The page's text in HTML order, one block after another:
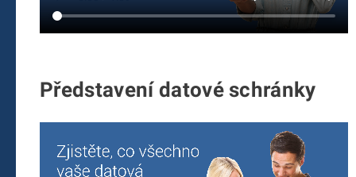
Představení datové schránky